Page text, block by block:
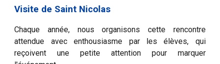
Visite de Saint Nicolas
Chaque année, nous organisons cette rencontre
attendue avec enthousiasme par les élèves, qui
reçoivent une petite attention pour marquer